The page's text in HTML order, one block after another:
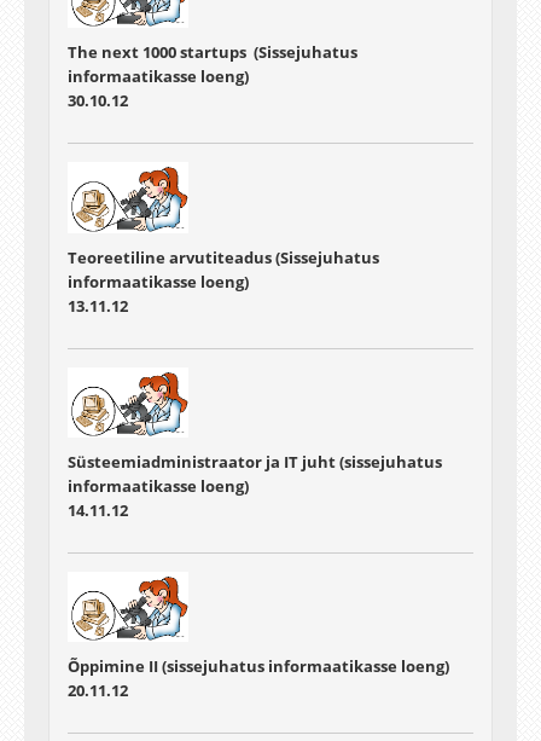
The next 1000 startups (Sissejuhatus
informaatikasse loeng)
30.10.12
Teoreetiline arvutiteadus (Sissejuhatus
informaatikasse loeng)
13.11.12
Süsteemiadministraator ja IT juht (sissejuhatus
informaatikasse loeng)
14.11.12
Õppimine II (sissejuhatus informaatikasse loeng)
20.11.12